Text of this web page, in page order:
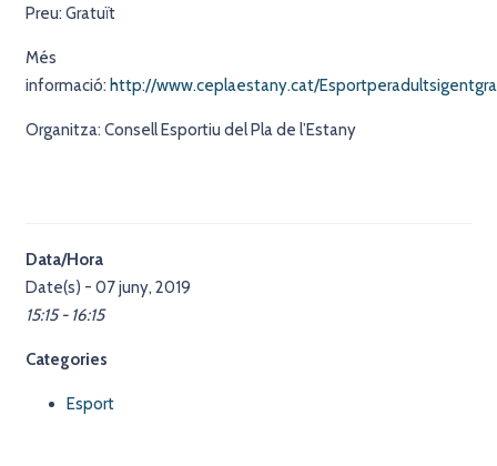
Preu: Gratuït
Més
informació: http://www.ceplaestany.cat/
Organitza: Consell Esportiu del Pla de l’Estany
Data/Hora
Date(s) - 07 juny, 2019
15:15 - 16:15
Categories
Esport